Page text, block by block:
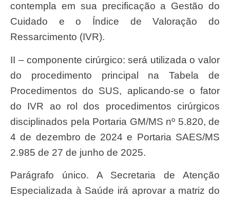
contempla em sua precificação a Gestão do
Cuidado e o Índice de Valoração do
Ressarcimento (IVR).
II – componente cirúrgico: será utilizada o valor
do procedimento principal na Tabela de
Procedimentos do SUS, aplicando-se o fator
do IVR ao rol dos procedimentos cirúrgicos
disciplinados pela Portaria GM/MS nº 5.820, de
4 de dezembro de 2024 e Portaria SAES/MS
2.985 de 27 de junho de 2025.
Parágrafo único. A Secretaria de Atenção
Especializada à Saúde irá aprovar a matriz do